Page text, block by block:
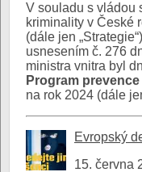
V souladu s vládou
kriminality v České
(dále jen
usnesením č. 276
ministra vnitra byl
Program
na rok 2024 (dále
Evropský
15. června